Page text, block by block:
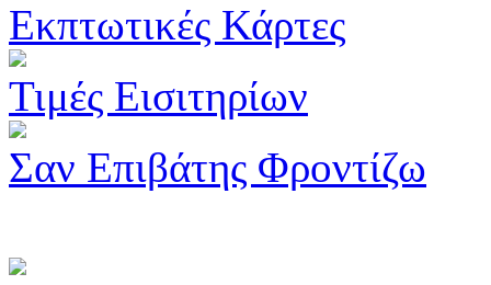
Εκπτωτικές Κάρτες
Τιμές Εισιτηρίων
Σαν Επιβάτης Φροντίζω